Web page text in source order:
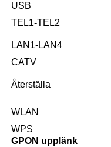
USB
TEL1-TEL2
LAN1-LAN4
CATV
Återställa
WLAN
WPS
GPON upplänk